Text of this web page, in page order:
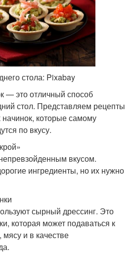
стола: Pixabay
— это отличный способ
стол. Представляем рецепты
которые самому
по вкусу.
вкусом.
ингредиенты, но их нужно
сырный дрессинг. Это
которая может подаваться к
и в качестве